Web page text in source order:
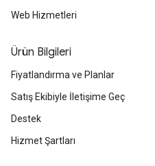
Web Hizmetleri
Ürün Bilgileri
Fiyatlandırma ve Planlar
Satış Ekibiyle İletişime Geç
Destek
Hizmet Şartları